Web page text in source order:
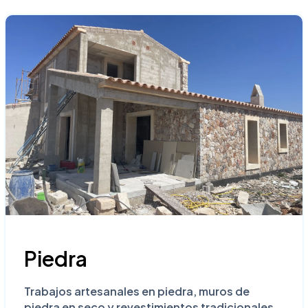
Piedra
Trabajos artesanales en piedra, muros de